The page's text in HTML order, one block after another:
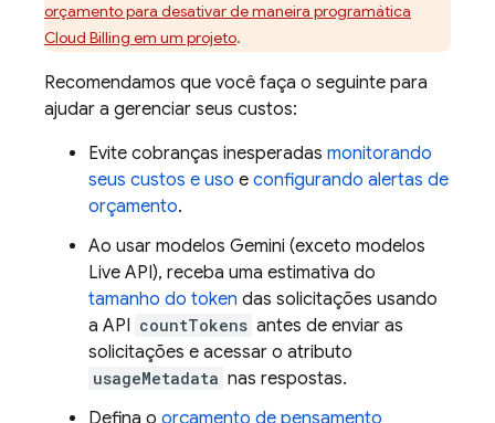
orçamento para desativar de maneira programática
Cloud Billing em um projeto.
Recomendamos que você faça o seguinte para
ajudar a gerenciar seus custos:
Evite cobranças inesperadas monitorando
seus custos e uso e configurando alertas de
orçamento.
Ao usar modelos Gemini (exceto modelos
Live API), receba uma estimativa do
tamanho do token das solicitações usando
a API countTokens antes de enviar as
solicitações e acessar o atributo
usageMetadata nas respostas.
Defina o orçamento de pensamento